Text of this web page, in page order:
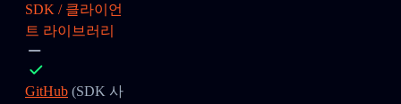
SDK / 클라이언
트 라이브러리
GitHub (SDK 사